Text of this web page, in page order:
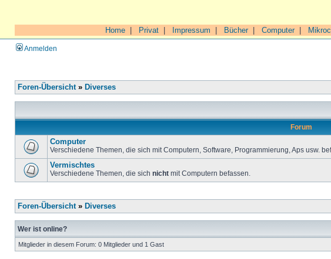
Home Privat Impressum Bücher| Computer|
Anmelden
Foren-Übersicht» Diverses
Forum
Computer
Verschiedene Themen, die sich mit Computern, Software, Programmierung, Aps usw.
Vermischtes
Verschiedene Themen, die sich nicht mit Computern befassen.
Foren-Übersicht» Diverses
Wer ist online?
Mitglieder in diesem Forum: 0 Mitglieder und 1 Gast